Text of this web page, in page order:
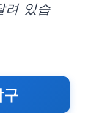
려 있습
구